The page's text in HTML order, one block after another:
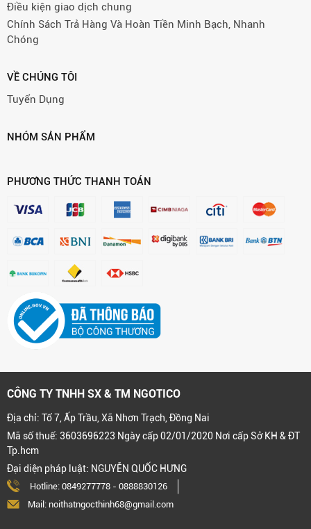
Điều kiện giao dịch chung
Chính Sách Trả Hàng Và Hoàn Tiền Minh Bạch, Nhanh
Chóng
VỀ CHÚNG TÔI
Tuyển Dụng
NHÓM SẢN PHẨM
PHƯƠNG THỨC THANH TOÁN
CÔNG TY TNHH SX & TM NGOTICO
Địa chỉ: Tổ 7, Ấp Trầu, Xã Nhơn Trạch, Đồng Nai
Mã số thuế: 3603696223 Ngày cấp 02/01/2020 Nơi cấp Sở KH & ĐT
Tp.hcm
Đại diện pháp luật: NGUYỄN QUỐC HƯNG
Hotline: 0849277778 - 0888830126
Mail: noithatngocthinh68@gmail.com